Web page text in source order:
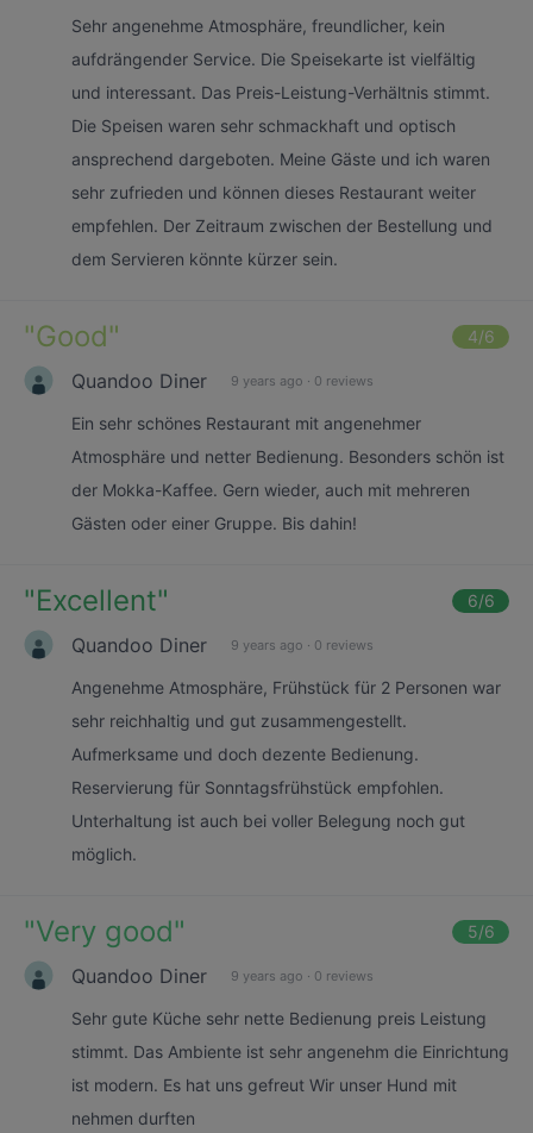
Sehr angenehme Atmosphäre, freundlicher, kein
aufdrängender Service. Die Speisekarte ist vielfältig
und interessant. Das Preis-Leistung-Verhältnis stimmt.
Die Speisen waren sehr schmackhaft und optisch
ansprechend dargeboten. Meine Gäste und ich waren
sehr zufrieden und können dieses Restaurant weiter
empfehlen. Der Zeitraum zwischen der Bestellung und
dem Servieren könnte kürzer sein.
"Good" 4/6
Quandoo Diner 9 years ago · 0 reviews
Ein sehr schönes Restaurant mit angenehmer
Atmosphäre und netter Bedienung. Besonders schön ist
der Mokka-Kaffee. Gern wieder, auch mit mehreren
Gästen oder einer Gruppe. Bis dahin!
"Excellent" 6/6
Quandoo Diner 9 years ago · 0 reviews
Angenehme Atmosphäre, Frühstück für 2 Personen war
sehr reichhaltig und gut zusammengestellt.
Aufmerksame und doch dezente Bedienung.
Reservierung für Sonntagsfrühstück empfohlen.
Unterhaltung ist auch bei voller Belegung noch gut
möglich.
"Very good" 5/6
Quandoo Diner 9 years ago · 0 reviews
Sehr gute Küche sehr nette Bedienung preis Leistung
stimmt. Das Ambiente ist sehr angenehm die Einrichtung
ist modern. Es hat uns gefreut Wir unser Hund mit
nehmen durften